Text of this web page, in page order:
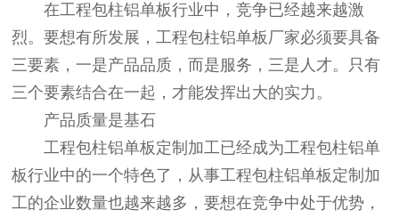
在工程包柱铝单板行业中，竞争已经越来越激
烈。要想有所发展，工程包柱铝单板厂家必须要具备
三要素，一是产品品质，而是服务，三是人才。只有
三个要素结合在一起，才能发挥出大的实力。
产品质量是基石
工程包柱铝单板定制加工已经成为工程包柱铝单
板行业中的一个特色了，从事工程包柱铝单板定制加
工的企业数量也越来越多，要想在竞争中处于优势，